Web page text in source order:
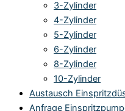
3-Zylinder
4-Zylinder
5-Zylinder
6-Zylinder
8-Zylinder
10-Zylinder
Austausch
Anfrage